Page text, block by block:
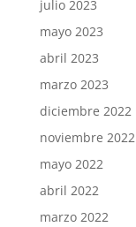
julio 2023
mayo 2023
abril 2023
marzo 2023
diciembre 2022
noviembre 2022
mayo 2022
abril 2022
marzo 2022